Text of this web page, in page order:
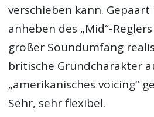
verschieben kann.
anheben des „Mid“-
großer Soundumfang
britische Grundcharakter
„amerikanisches voicing“
Sehr, sehr flexibel.